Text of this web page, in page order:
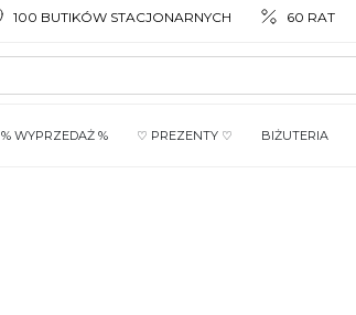
100 BUTIKÓW STACJONARNYCH 60 RAT
% WYPRZEDAŻ % ♡ PREZENTY ♡ BIŻUTERIA